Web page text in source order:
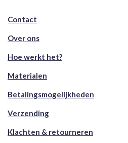
Contact
Over ons
Hoe werkt het?
Materialen
Betalingsmogelijkheden
Verzending
Klachten & retourneren